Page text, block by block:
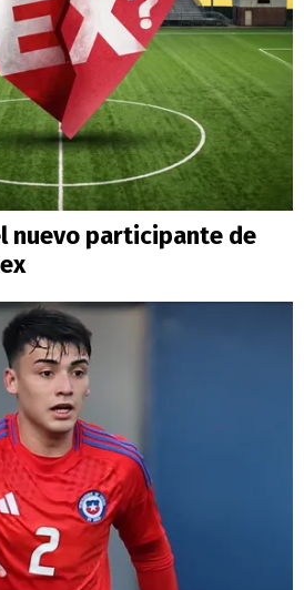
nuevo participante de